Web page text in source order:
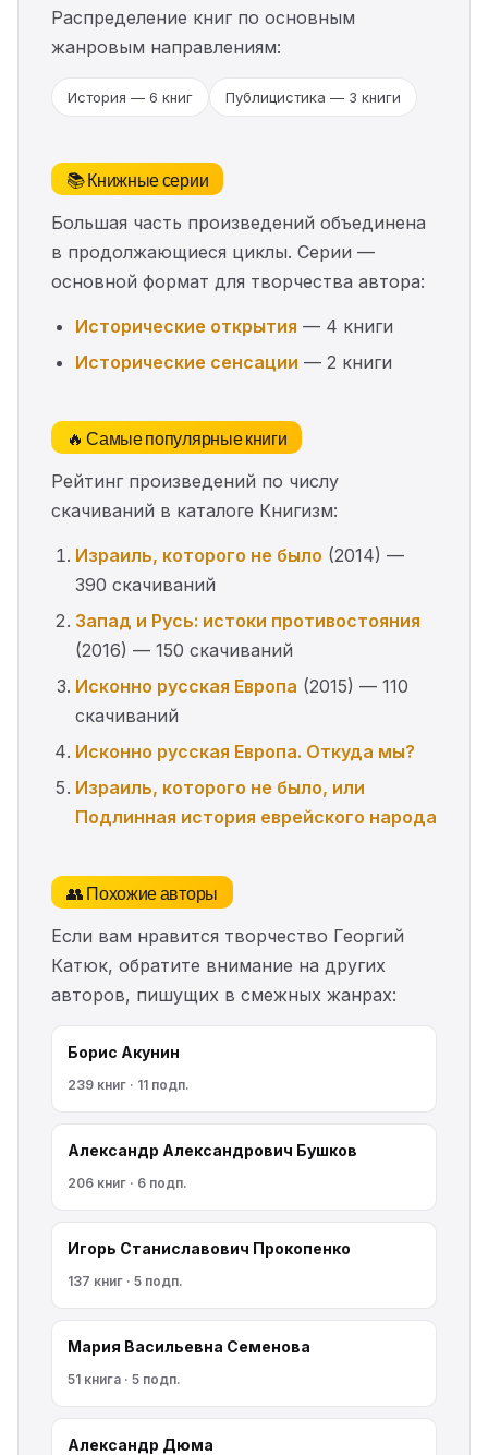
Распределение книг по основным
жанровым направлениям:
История — 6 книг Публицистика — 3 книги
📚 Книжные серии
Большая часть произведений объединена
в продолжающиеся циклы. Серии —
основной формат для творчества автора:
Исторические открытия — 4 книги
Исторические сенсации — 2 книги
🔥 Самые популярные книги
Рейтинг произведений по числу
скачиваний в каталоге Книгизм:
Израиль, которого не было (2014) —
390 скачиваний
Запад и Русь: истоки противостояния
(2016) — 150 скачиваний
Исконно русская Европа (2015) — 110
скачиваний
Исконно русская Европа. Откуда мы?
Израиль, которого не было, или
Подлинная история еврейского народа
👥 Похожие авторы
Если вам нравится творчество Георгий
Катюк, обратите внимание на других
авторов, пишущих в смежных жанрах:
Борис Акунин
239 книг · 11 подп.
Александр Александрович Бушков
206 книг · 6 подп.
Игорь Станиславович Прокопенко
137 книг · 5 подп.
Мария Васильевна Семенова
51 книга · 5 подп.
Александр Дюма